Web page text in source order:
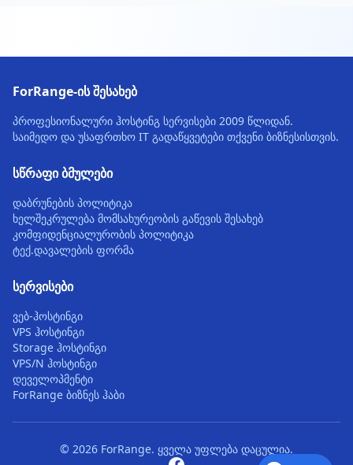
ForRange-ის შესახებ
პროფესიონალური ჰოსტინგ სერვისები 2009 წლიდან.
საიმედო და უსაფრთხო IT გადაწყვეტები თქვენი ბიზნესისთვის.
სწრაფი ბმულები
დაბრუნების პოლიტიკა
ხელშეკრულება მომსახურეობის გაწევის შესახებ
კომფიდენციალურობის პოლიტიკა
ტექ.დავალების ფორმა
სერვისები
ვებ-ჰოსტინგი
VPS ჰოსტინგი
Storage ჰოსტინგი
VPS/N ჰოსტინგი
დეველოპმენტი
ForRange ბიზნეს ჰაბი
© 2026 ForRange. ყველა უფლება დაცულია.